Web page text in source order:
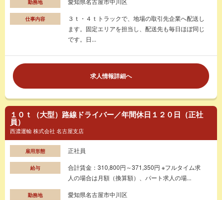
勤務地
仕事内容
３ｔ・４ｔトラックで、地場の取引先企業へ配送し
ます。固定エリアを担当し、配送先も毎日ほぼ同じ
です。日...
求人情報詳細へ
１０ｔ（大型）路線ドライバー／年間休日１２０日（正社
員）
西濃運輸 株式会社 名古屋支店
雇用形態 正社員
給与
合計賃金：310,800円～371,350円 ※フルタイム求
人の場合は月額（換算額）、パート求人の場...
勤務地 愛知県名古屋市中川区